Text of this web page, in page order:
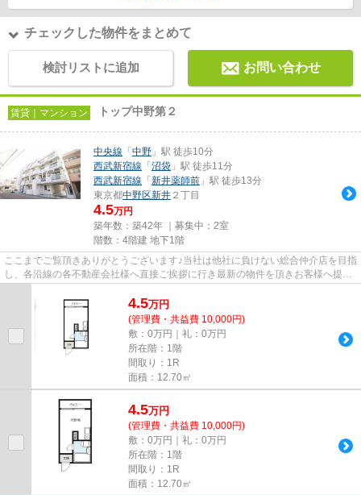
チェックした物件をまとめて
検討リストに追加 お問い合わせ
賃貸｜マンション トップ中野第２
中央線 「 中野 」駅 徒歩10分
西武新宿線 「 沼袋 」駅 徒歩11分
西武新宿線 「 新井薬師前 」駅 徒歩13分
東京都中野区新井 ２丁目
4.5万円
築年数：築42年 ｜募集中： 2室
階数：4階建 地下1階
ここまでご覧頂きありがとうございます♪当社は他社に負けない総合仲介店を目指
し、各沿線の各不動産会社様へ直接ご挨拶に行き最新の物件を頂きお客様へ提供
4.5万円
(管理費・共益費 10,000円)
敷：0万円｜礼：0万円
所在階：1階
間取り：1R
面積：12.70㎡
4.5万円
(管理費・共益費 10,000円)
敷：0万円｜礼：0万円
所在階：1階
間取り：1R
面積：12.70㎡